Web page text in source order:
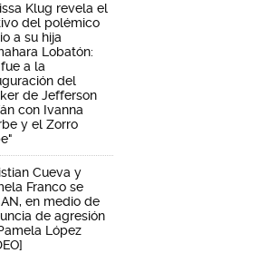
Klug revela el
del polémico
a su hija
Lobatón:
a la
del
de Jefferson
con Ivanna
y el Zorro
Cueva y
Franco se
en medio de
de agresión
López